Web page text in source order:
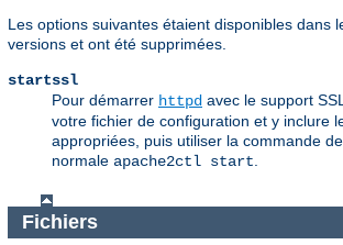
Les options suivantes étaient disponibles dans
versions et ont été supprimées.
startssl
Pour démarrer httpd avec le support
votre fichier de configuration et y inclure
appropriées, puis utiliser la commande
normale apache2ctl start.
Fichiers